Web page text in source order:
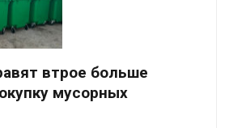
втрое больше
мусорных